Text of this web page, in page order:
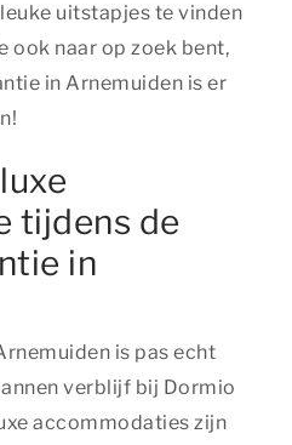
uitstapjes te vinden
ook naar op zoek bent,
in Arnemuiden is er
tijdens de
in
is pas echt
verblijf bij Dormio
accommodaties zijn